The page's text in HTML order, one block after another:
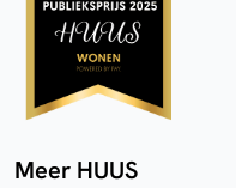
Meer HUUS